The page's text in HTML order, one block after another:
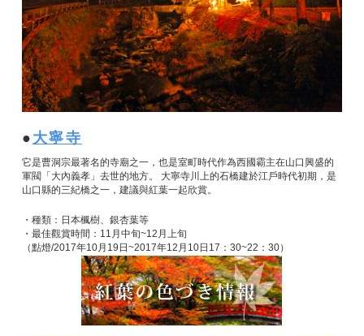
大寧寺
它是曹洞宗最著名的寺廟之一，也是室町時代作為西國霸主在山口興盛的
軍閥「大內義孝」去世的地方。 大寧寺川上的石橋建於江戶時代初期，是
山口縣的三紀橋之一，建議與紅葉一起欣賞。
・種類：日本楓樹、銀杏葉等
・最佳觀賞時間：11月中旬~12月上旬
（點燈/2017年10月19日~2017年12月10日17：30~22：30）